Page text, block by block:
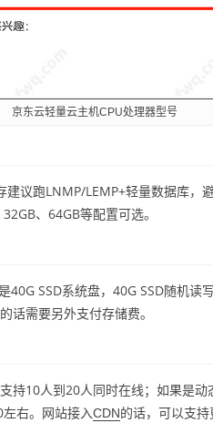
京东云轻量云主机CPU处理器型号
建议跑LNMP/LEMP+轻量数据库，
、64GB等配置可选。
SSD系统盘，40G SSD随机读
话需要另外支付存储费。
持10人到20人同时在线；如果是
右。网站接入CDN的话，可以支持